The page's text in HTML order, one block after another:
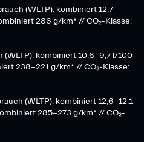
(WLTP): kombiniert 12,7
286 g/km* // CO₂-Klasse:
(WLTP): kombiniert 10,6-9,7 l/100
238-221 g/km* ​// CO₂-Klasse:
(WLTP): kombiniert 12,6-12,1
285-273 g/km*​ // CO₂-